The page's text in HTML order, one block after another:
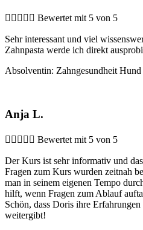
     Bewertet mit 5 von 5
Sehr interessant und viel
Zahnpasta werde ich direkt
Absolventin: Zahngesundheit Hund
Anja L.
     Bewertet mit 5 von 5
Der Kurs ist sehr informativ und
Fragen zum Kurs wurden zeitnah
man in seinem eigenen Tempo
hilft, wenn Fragen zum Ablauf
Schön, dass Doris ihre
weitergibt!